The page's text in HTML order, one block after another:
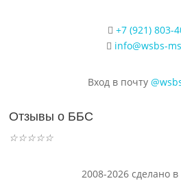
+7 (921) 803-
info@wsbs-
Вход в почту
Отзывы о ББС
☆☆☆☆☆
2008-2026 сделано в